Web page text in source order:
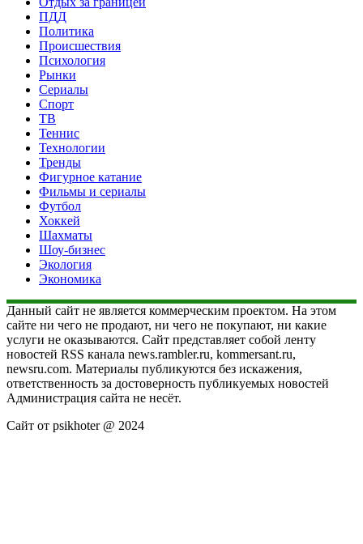
ПДД
Политика
Происшествия
Психология
Рынки
Сериалы
Спорт
ТВ
Теннис
Технологии
Тренды
Фигурное катание
Фильмы и сериалы
Футбол
Хоккей
Шахматы
Шоу-бизнес
Экология
Экономика
Данный сайт не является коммерческим проектом. На этом
сайте ни чего не продают, ни чего не покупают, ни какие
услуги не оказываются. Сайт представляет собой ленту
новостей RSS канала news.rambler.ru, kommersant.ru,
newsru.com. Материалы публикуются без искажения,
ответственность за достоверность публикуемых новостей
Администрация сайта не несёт.
Сайт от psikhoter @ 2024